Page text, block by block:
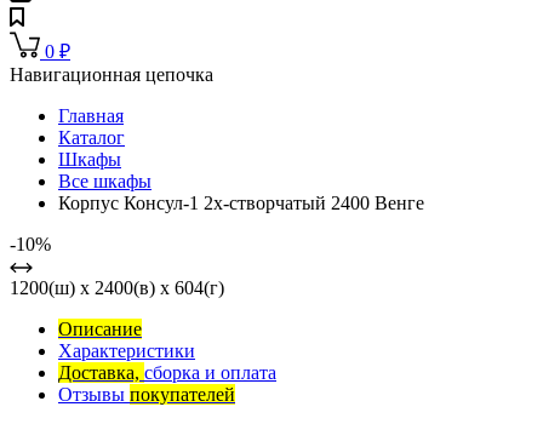
0 ₽
Навигационная цепочка
Главная
Каталог
Шкафы
Все шкафы
Корпус Консул-1 2х-створчатый 2400 Венге
-10%
1200(ш) x 2400(в) x 604(г)
Описание
Характеристики
Доставка, сборка и оплата
Отзывы покупателей